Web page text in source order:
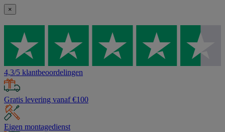
×
4,3/5 klantbeoordelingen
Gratis levering vanaf €100
Eigen montagedienst